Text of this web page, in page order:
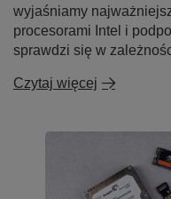
wyjaśniamy
procesorami Intel i
sprawdzi się w
Czytaj więcej